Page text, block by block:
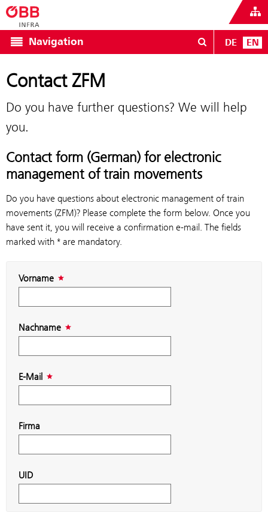
Navigation DE EN
Contact ZFM
Do you have further questions? We will help
you.
Contact form (German) for electronic
management of train movements
Do you have questions about electronic management of train
movements (ZFM)? Please complete the form below. Once you
have sent it, you will receive a confirmation e-mail. The fields
marked with * are mandatory.
Vorname
Nachname
E-Mail
Firma
UID